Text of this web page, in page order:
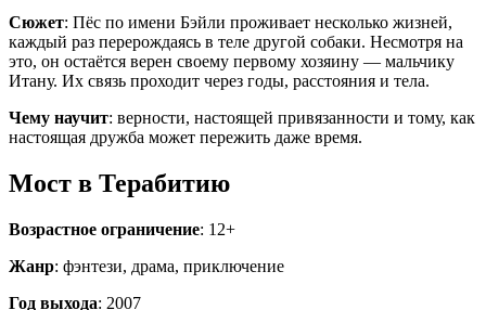
Сюжет: Пёс по имени Бэйли проживает несколько жизней,
каждый раз перерождаясь в теле другой собаки. Несмотря на
это, он остаётся верен своему первому хозяину — мальчику
Итану. Их связь проходит через годы, расстояния и тела.
Чему научит: верности, настоящей привязанности и тому, как
настоящая дружба может пережить даже время.
Мост в Терабитию
Возрастное ограничение: 12+
Жанр: фэнтези, драма, приключение
Год выхода: 2007